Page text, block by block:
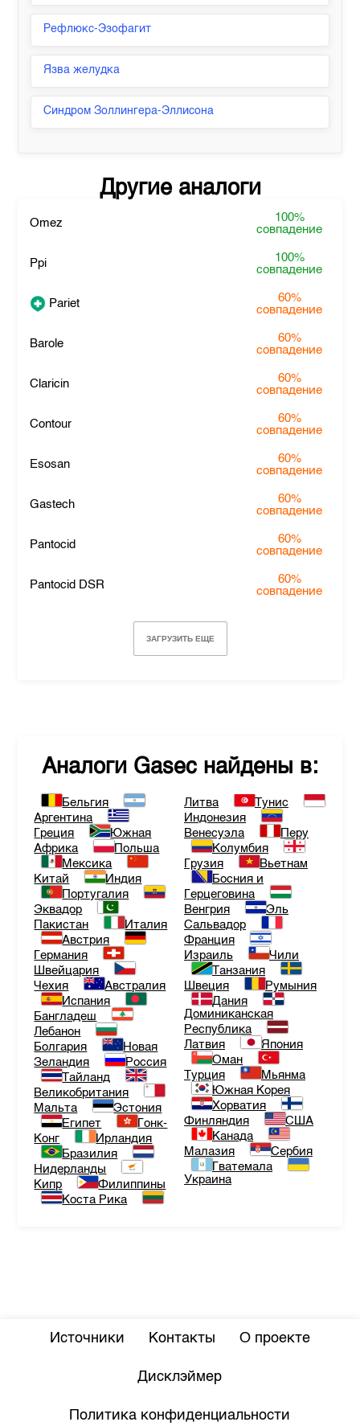
Рефлюкс-Эзофагит
Язва желудка
Синдром Золлингера-Эллисона
Другие аналоги
Omez
100%
совпадение
Ppi
100%
совпадение
Pariet
60%
совпадение
Barole
60%
совпадение
Claricin
60%
совпадение
Contour
60%
совпадение
Esosan
60%
совпадение
Gastech
60%
совпадение
Pantocid
60%
совпадение
Pantocid DSR
60%
совпадение
ЗАГРУЗИТЬ ЕЩЕ
Аналоги Gasec найдены в:
Бельгия
Аргентина
Греция
Южная
Африка
Польша
Мексика
Китай
Индия
Португалия
Эквадор
Пакистан
Италия
Австрия
Германия
Швейцария
Чехия
Австралия
Испания
Бангладеш
Лебанон
Болгария
Новая
Зеландия
Россия
Тайланд
Великобритания
Мальта
Эстония
Египет
Гонк-
Конг
Ирландия
Бразилия
Нидерланды
Кипр
Филиппины
Коста Рика
Литва
Тунис
Индонезия
Венесуэла
Перу
Колумбия
Грузия
Вьетнам
Босния и
Герцеговина
Венгрия
Эль
Сальвадор
Франция
Израиль
Чили
Танзания
Швеция
Румыния
Дания
Доминиканская
Республика
Латвия
Япония
Оман
Турция
Мьянма
Южная Корея
Хорватия
Финляндия
США
Канада
Малазия
Сербия
Гватемала
Украина
Источники Контакты О проекте
Дисклэймер
Политика конфиденциальности